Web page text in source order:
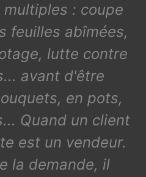
: coupe
feuilles abîmées,
lutte contre
avant d'être
en pots,
Quand un client
est un vendeur.
la demande, il